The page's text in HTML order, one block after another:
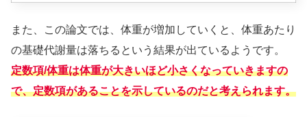
また、この論文では、体重が増加していくと、体重あたり
の基礎代謝量は落ちるという結果が出ているようです。
定数項/体重は体重が大きいほど小さくなっていきますの
で、定数項があることを示しているのだと考えられます。